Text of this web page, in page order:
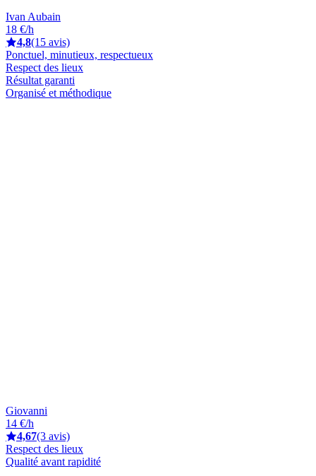
Ivan Aubain
18 €/h
4,8(15 avis)
Ponctuel, minutieux, respectueux
Respect des lieux
Résultat garanti
Organisé et méthodique
Giovanni
14 €/h
4,67(3 avis)
Respect des lieux
Qualité avant rapidité